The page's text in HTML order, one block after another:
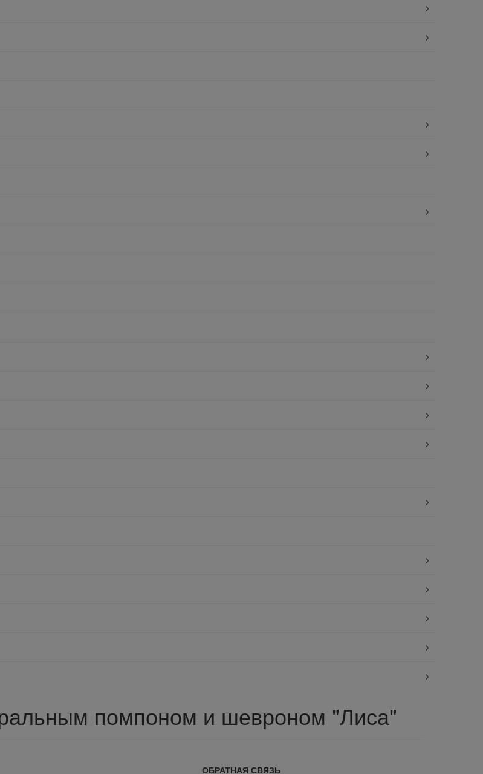
помпоном и шевроном "Лиса"
ОБРАТНАЯ СВЯЗЬ